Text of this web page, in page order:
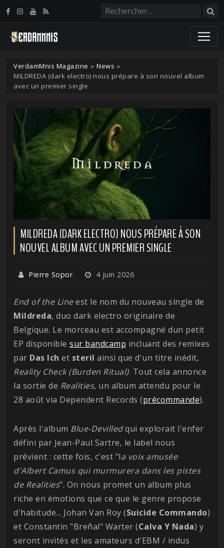
VerdamMnis Magazine » News »
MILDREDA (dark electro) nous prépare à son nouvel album
avec un premier single
MILDREDA (DARK ELECTRO) NOUS PRÉPARE À SON
NOUVEL ALBUM AVEC UN PREMIER SINGLE
Pierre Sopor 4 juin 2026
End of the Lineest le nom du nouveau single de
Mildreda, duo dark electro originaire de
Belgique. Le morceau est accompagné dun petit
EP disponible sur bandcamp incluant des remixes
par Das Ich et steril ainsi que d'un titre inédit,
Reality Check (Burden Ritual). Tout cela annonce
la sortie de Realities, un album attendu pour le
28 août via Dependent Records (précommande).
Après l'album Blue-Devilledqui explorait l'enfer
défini par Jean-Paul Sartre, le label nous
prévient : cette fois, c'est "la voix amusée
d'Albert Camus qui murmurera dans les pistes
de Realities". On nous promet un album plus
riche en émotions que ce que le genre propose
d'habitude... Johan Van Roy (Suicide Commando)
et Constantin "Breñal" Warter (Calva Y Nada) y
seront invités et les amateurs d'EBM / indus
Panneau de gestion des cookies